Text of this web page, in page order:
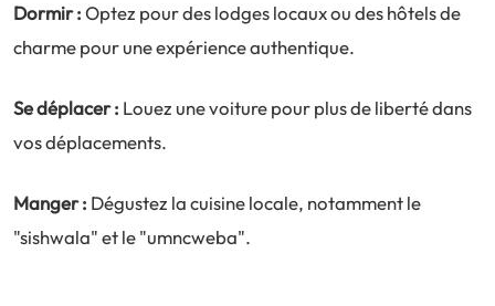
Dormir :Optez pour des lodges locaux ou des hôtels de
charme pour une expérience authentique.
Se déplacer : Louez une voiture pour plus de liberté dans
vos déplacements.
Manger : Dégustez la cuisine locale, notamment le
"sishwala" et le "umncweba".